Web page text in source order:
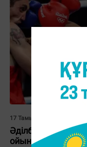
17 Тамыз 2016, 03:32
Әділбек
ойындарының